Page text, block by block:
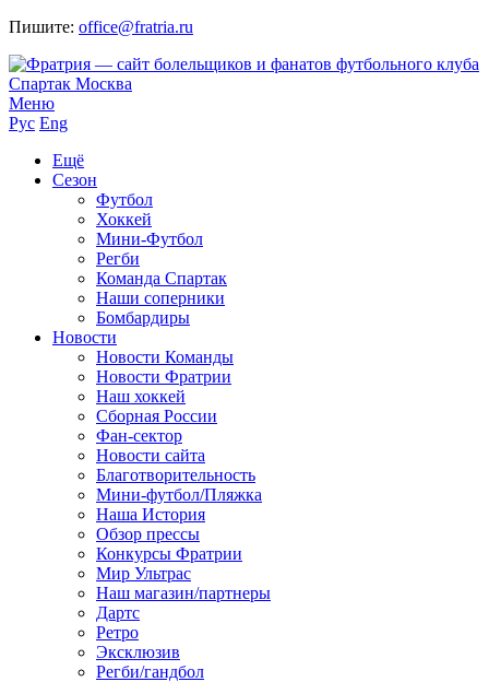
Пишите: office@fratria.ru
Меню
Рус Eng
Ещё
Сезон
Футбол
Хоккей
Мини-Футбол
Регби
Команда Спартак
Наши соперники
Бомбардиры
Новости
Новости Команды
Новости Фратрии
Наш хоккей
Сборная России
Фан-cектор
Новости сайта
Благотворительность
Мини-футбол/Пляжка
Наша История
Обзор прессы
Конкурсы Фратрии
Мир Ультрас
Наш магазин/партнеры
Дартс
Ретро
Эксклюзив
Регби/гандбол